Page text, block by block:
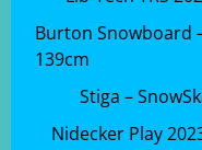
Burton Snowboard
139cm
Stiga –
Nidecker Play